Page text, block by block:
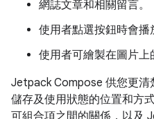
網誌文章和相關留言。
使用者點選按鈕時會播
使用者可繪製在圖片上
Jetpack Compose 供您更清
儲存及使用狀態的位置和方
可組合項之間的關係，以及